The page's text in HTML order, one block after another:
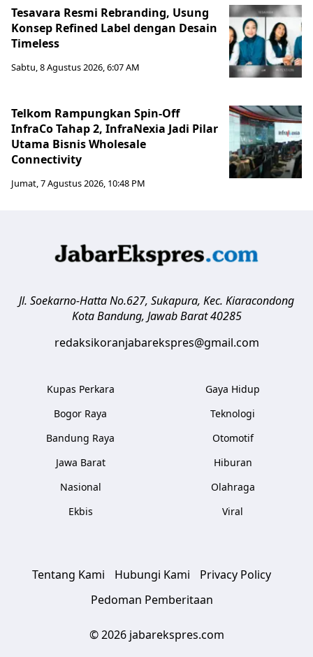
Tesavara Resmi Rebranding, Usung
Konsep Refined Label dengan Desain
Timeless
Sabtu, 8 Agustus 2026, 6:07 AM
Telkom Rampungkan Spin-Off
InfraCo Tahap 2, InfraNexia Jadi Pilar
Utama Bisnis Wholesale
Connectivity
Jumat, 7 Agustus 2026, 10:48 PM
Jl. Soekarno-Hatta No.627, Sukapura, Kec. Kiaracondong
Kota Bandung, Jawab Barat 40285
redaksikoranjabarekspres@gmail.com
Kupas Perkara
Bogor Raya
Bandung Raya
Jawa Barat
Nasional
Ekbis
Gaya Hidup
Teknologi
Otomotif
Hiburan
Olahraga
Viral
Tentang Kami Hubungi Kami
Privacy Policy
Pedoman Pemberitaan
© 2026 jabarekspres.com